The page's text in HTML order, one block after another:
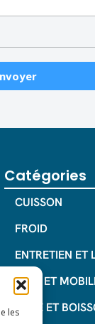
les
Catégories
CUISSON
FROID
ENTRETIEN ET
INOX ET
CAFE ET